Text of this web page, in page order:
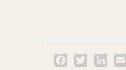
Facebook
Twitter